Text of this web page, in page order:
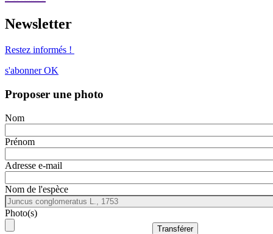
Newsletter
Restez informés !
s'abonner OK
Proposer une photo
Nom
Prénom
Adresse e-mail
Nom de l'espèce
Photo(s)